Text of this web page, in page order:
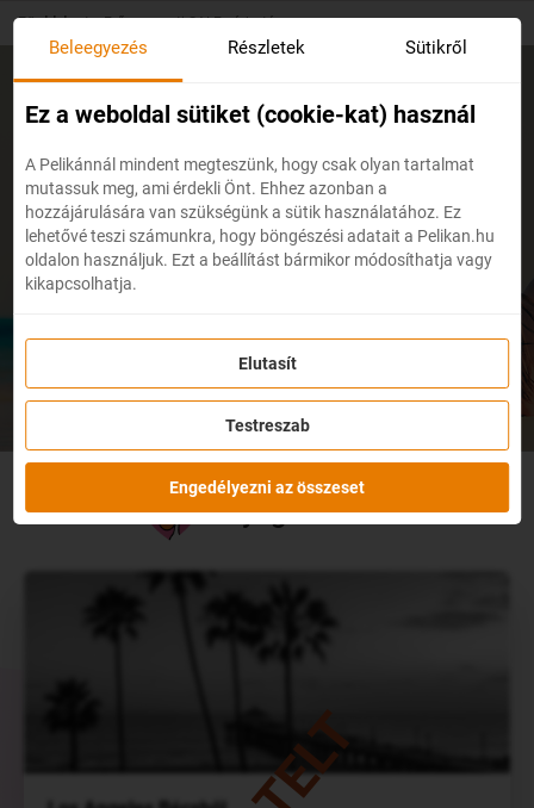
content
Főoldal / Erős nyugati SALE várható
Erős nyugati SALE várható
A SALE csak átmeneti.
Nyugati SALE
Beleegyezés Részletek Sütikről
Ez a weboldal sütiket (cookie-kat) használ
A Pelikánnál mindent megteszünk, hogy csak olyan tartalmat
mutassuk meg, ami érdekli Önt. Ehhez azonban a
hozzájárulására van szükségünk a sütik használatához. Ez
lehetővé teszi számunkra, hogy böngészési adatait a Pelikan.hu
oldalon használjuk. Ezt a beállítást bármikor módosíthatja vagy
kikapcsolhatja.
Elutasít
Testreszab
Engedélyezni az összeset